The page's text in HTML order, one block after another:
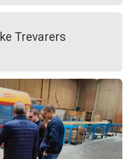
Trevarers